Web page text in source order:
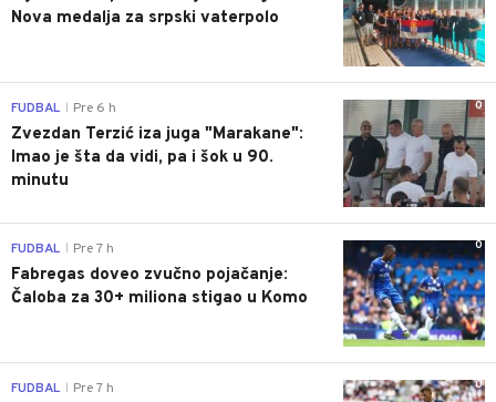
Nova medalja za srpski vaterpolo
0
FUDBAL Pre 6 h
Zvezdan Terzić iza juga "Marakane":
Imao je šta da vidi, pa i šok u 90.
minutu
0
FUDBAL Pre 7 h
Fabregas doveo zvučno pojačanje:
Čaloba za 30+ miliona stigao u Komo
0
FUDBAL Pre 7 h